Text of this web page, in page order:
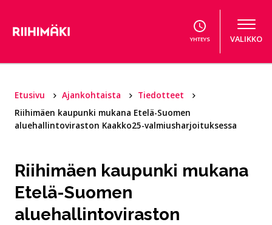
YHTEYS VALIKKO
Etusivu Ajankohtaista
Tiedotteet
Riihimäen kaupunki mukana Etelä-Suomen
aluehallintoviraston Kaakko25-valmiusharjoituksessa
Riihimäen kaupunki mukana
Etelä-Suomen
aluehallintoviraston